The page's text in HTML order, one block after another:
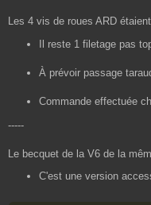
Les 4 vis de roues ARD
Il reste 1 filetage pas
À prévoir passage
Commande effectuée
-----
Le becquet de la V6 de la
C'est une version